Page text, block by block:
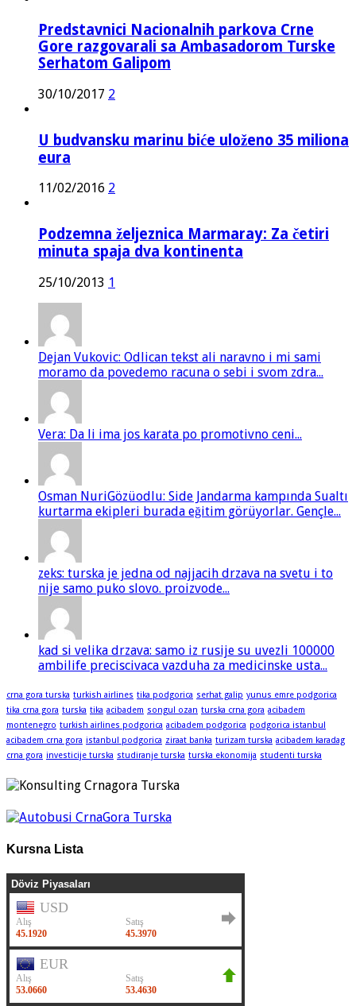
Predstavnici Nacionalnih parkova Crne
Gore razgovarali sa Ambasadorom Turske
Serhatom Galipom
30/10/2017 2
U budvansku marinu biće uloženo 35 miliona
eura
11/02/2016 2
Podzemna željeznica Marmaray: Za četiri
minuta spaja dva kontinenta
25/10/2013 1
Dejan Vukovic: Odlican tekst ali naravno i mi sami
moramo da povedemo racuna o sebi i svom zdra...
Vera: Da li ima jos karata po promotivno ceni...
Osman NuriGözüodlu: Side Jandarma kampında Sualtı
kurtarma ekipleri burada eğitim görüyorlar. Gençle...
zeks: turska je jedna od najjacih drzava na svetu i to
nije samo puko slovo. proizvode...
kad si velika drzava: samo iz rusije su uvezli 100000
ambilife preciscivaca vazduha za medicinske usta...
crna gora turska turkish airlines tika podgorica serhat galip yunus emre podgorica
tika crna gora turska tika acibadem songul ozan turska crna gora acibadem
montenegro turkish airlines podgorica acibadem podgorica podgorica istanbul
acibadem crna gora istanbul podgorica ziraat banka turizam turska acibadem karadag
crna gora investicije turska studiranje turska turska ekonomija studenti turska
Kursna Lista